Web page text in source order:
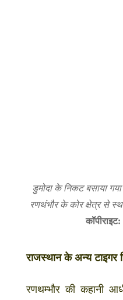
डुमोदा के निकट बसाया गया
रणथंभौर के कोर क्षेत्र से
राजस्थान के अन्य टाइगर
रणथम्भौर की कहानी